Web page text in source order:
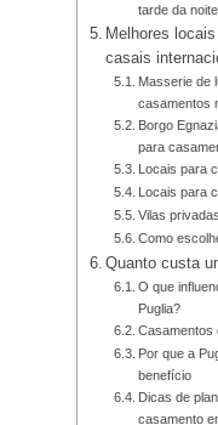
tarde da noite
Melhores
casais
Masserie de
casamentos
Borgo
para
Locais para
Locais para
Vilas
Como
Quanto custa
O que
Puglia?
Casamentos
Por que a
benefício
Dicas de
casamento